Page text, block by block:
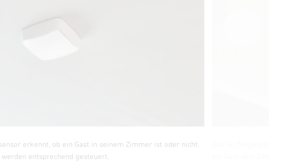
erkennt, ob ein Gast in seinem Zimmer ist oder nicht.
entsprechend gesteuert.